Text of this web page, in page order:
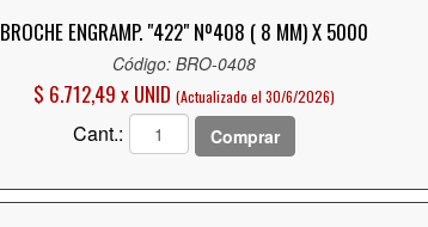
BROCHE ENGRAMP. "422" Nº408 ( 8 MM) X 5000
Código: BRO-0408
$ 6.712,49 x UNID (Actualizado el 30/6/2026)
Cant.: Comprar